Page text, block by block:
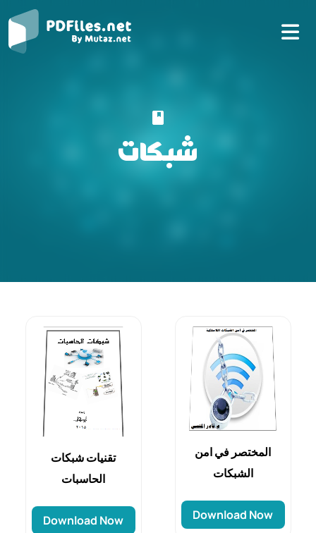
شبكات
تقنيات شبكات
الحاسبات
Download Now
المختصر في امن
الشبكات
Download Now